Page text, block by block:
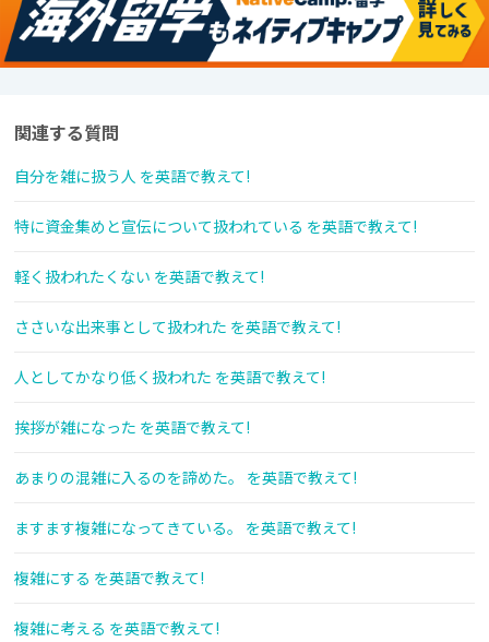
関連する質問
自分を雑に扱う人 を英語で教えて!
特に資金集めと宣伝について扱われている を英語で教えて!
軽く扱われたくない を英語で教えて!
ささいな出来事として扱われた を英語で教えて!
人としてかなり低く扱われた を英語で教えて!
挨拶が雑になった を英語で教えて!
あまりの混雑に入るのを諦めた。 を英語で教えて!
ますます複雑になってきている。 を英語で教えて!
複雑にする を英語で教えて!
複雑に考える を英語で教えて!